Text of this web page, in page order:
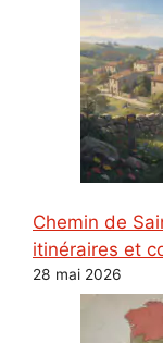
Chemin de Saint-Jacques depuis l’Espagne :
itinéraires et
28 mai 2026